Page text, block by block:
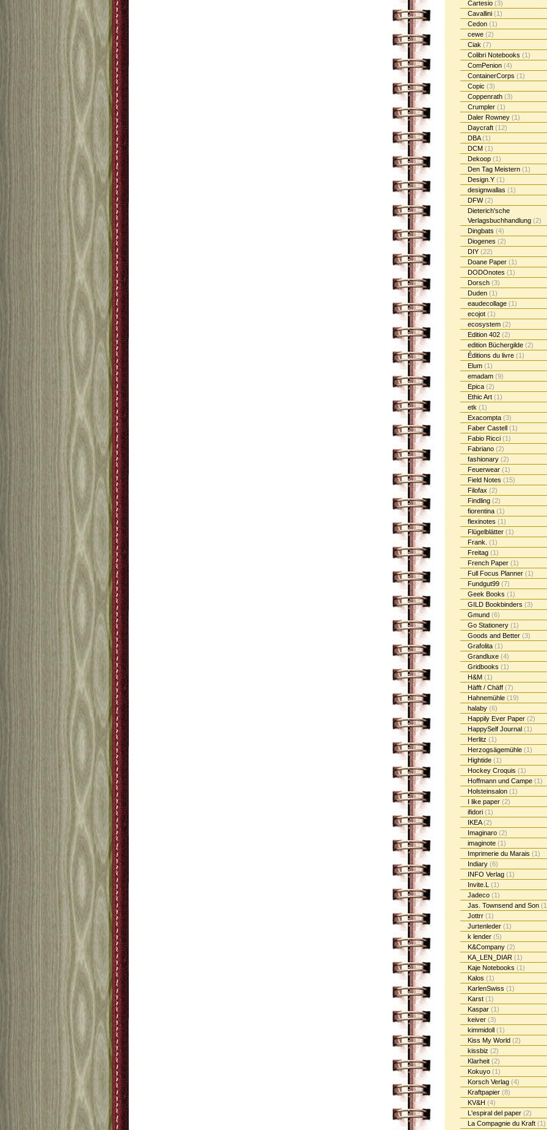
Cartesio (3)
Cavallini (1)
Cedon (1)
cewe (2)
Ciak (7)
Colibri Notebooks (1)
ComPenion (4)
ContainerCorps (1)
Copic (3)
Coppenrath (3)
Crumpler (1)
Daler Rowney (1)
Daycraft (12)
DBA(1)
DCM (1)
Dekoop (1)
Den Tag Meistern (1)
Design.Y (1)
designwallas (1)
DFW(2)
Dieterich'sche
Verlagsbuchhandlung (2)
Dingbats (4)
Diogenes (2)
DIY (22)
Doane Paper (1)
DODOnotes (1)
Dorsch (3)
Duden (1)
eaudecollage (1)
ecojot (1)
ecosystem (2)
Edition 402 (2)
edition Büchergilde (2)
Éditions du livre (1)
Elum (1)
emadam (9)
Epica (2)
Ethic Art (1)
etk (1)
Exacompta (3)
Faber Castell (1)
Fabio Ricci (1)
Fabriano (2)
fashionary (2)
Feuerwear (1)
Field Notes (15)
Filofax (2)
Findling (2)
fiorentina (1)
flexinotes (1)
Flügelblätter (1)
Frank. (1)
Freitag (1)
French Paper (1)
Full Focus Planner (1)
Fundgut99 (7)
Geek Books (1)
GILD Bookbinders (3)
Gmund (6)
Go Stationery (1)
Goods and Better (3)
Grafolita (1)
Grandluxe (4)
Gridbooks (1)
H&M (1)
Häfft / Chäff (7)
Hahnemühle (19)
halaby (6)
Happily Ever Paper (2)
HappySelf Journal (1)
Herlitz (1)
Herzogsägemühle (1)
Hightide (1)
Hockey Croquis (1)
Hoffmann und Campe (1)
Holsteinsalon (1)
I like paper (2)
ifidori (1)
IKEA(2)
Imaginaro (2)
imaginote (1)
Imprimerie du Marais (1)
Indiary (6)
INFO Verlag (1)
Invite.L (1)
Jadeco (1)
Jas. Townsend and Son
Jottrr (1)
Jurtenleder (1)
k lender (5)
K&Company (2)
KA_LEN_DIAR (1)
Kaje Notebooks (1)
Kalos (1)
KarlenSwiss (1)
Karst (1)
Kaspar (1)
keiver (3)
kimmidoll (1)
Kiss My World (2)
kissbiz (2)
Klarheit (2)
Kokuyo (1)
Korsch Verlag (4)
Kraftpapier (8)
KV&H (4)
L'espiral del paper (2)
La Compagnie du Kraft (1)